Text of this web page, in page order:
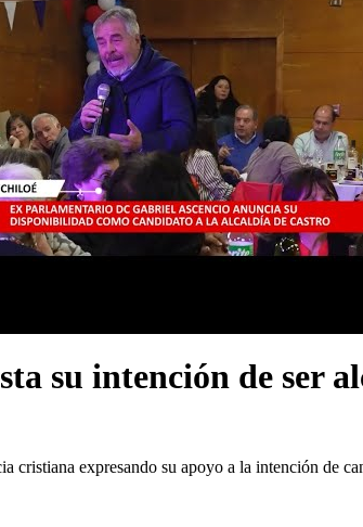
su intención de ser
cristiana expresando su apoyo a la intención de